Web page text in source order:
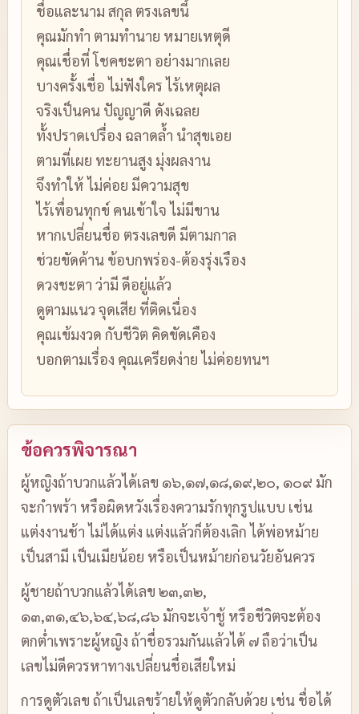
ชื่อและนาม สกุล ตรงเลขนี้
คุณมักทำ ตามทำนาย หมายเหตุดี
คุณเชื่อที่ โชคชะตา อย่างมากเลย
บางครั้งเชื่อ ไม่ฟังใคร ไร้เหตุผล
จริงเป็นคน ปัญญาดี ดังเฉลย
ทั้งปราดเปรื่อง ฉลาดล้ำ นำสุขเอย
ตามที่เผย ทะยานสูง มุ่งผลงาน
จึงทำให้ ไม่ค่อย มีความสุข
ไร้เพื่อนทุกข์ คนเข้าใจ ไม่มีขาน
หากเปลี่ยนชื่อ ตรงเลขดี มีตามกาล
ช่วยขัดค้าน ข้อบกพร่อง-ต้องรุ่งเรือง
ดวงชะตา ว่ามี ดีอยู่แล้ว
ดูตามแนว จุดเสีย ที่ติดเนื่อง
คุณเข้มงวด กับชีวิต คิดขัดเคือง
บอกตามเรื่อง คุณเครียดง่าย ไม่ค่อยทนฯ
ข้อควรพิจารณา
ผู้หญิงถ้าบวกแล้วได้เลข ๑๖,๑๗,๑๘,๑๙,๒๐, ๑๐๙ มัก
จะกำพร้า หรือผิดหวังเรื่องความรักทุกรูปแบบ เช่น
แต่งงานช้า ไม่ได้แต่ง แต่งแล้วก็ต้องเลิก ได้พ่อหม้าย
เป็นสามี เป็นเมียน้อย หรือเป็นหม้ายก่อนวัยอันควร
ผู้ชายถ้าบวกแล้วได้เลข ๒๓,๓๒,
๑๓,๓๑,๔๖,๖๔,๖๘,๘๖ มักจะเจ้าชู้ หรือชีวิตจะต้อง
ตกต่ำเพราะผู้หญิง ถ้าชื่อรวมกันแล้วได้ ๗ ถือว่าเป็น
เลขไม่ดีควรหาทางเปลี่ยนชื่อเสียใหม่
การดูตัวเลข ถ้าเป็นเลขร้ายให้ดูตัวกลับด้วย เช่น ชื่อได้